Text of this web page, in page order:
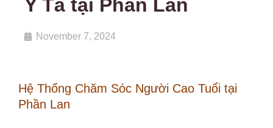
Y Tá tại Phần Lan
November 7, 2024
Hệ Thống Chăm Sóc Người Cao Tuổi tại
Phần Lan